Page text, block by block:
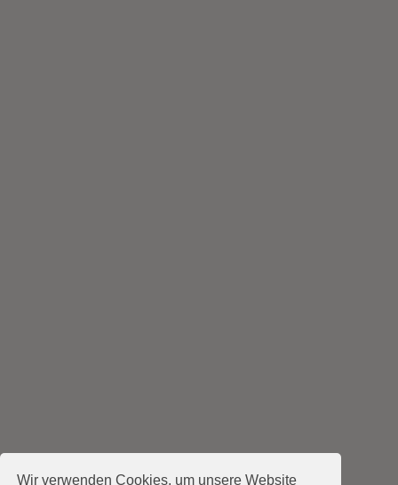
Wir verwenden Cookies, um unsere Website